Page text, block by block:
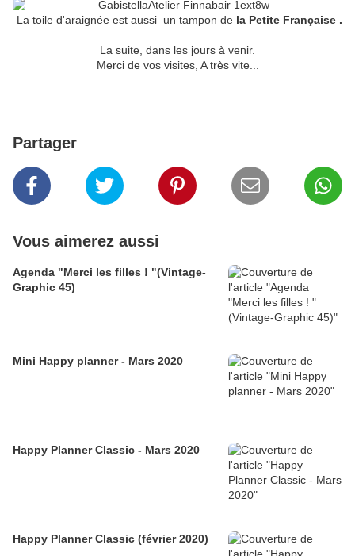
La toile d'araignée est aussi un tampon de la Petite Française .
La suite, dans les jours à venir.
Merci de vos visites, A très vite...
Partager
Vous aimerez aussi
Agenda "Merci les filles ! "(Vintage-
Graphic 45)
Mini Happy planner - Mars 2020
Happy Planner Classic - Mars 2020
Happy Planner Classic (février 2020)